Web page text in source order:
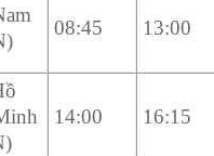
08:45 13:00
14:00 16:15